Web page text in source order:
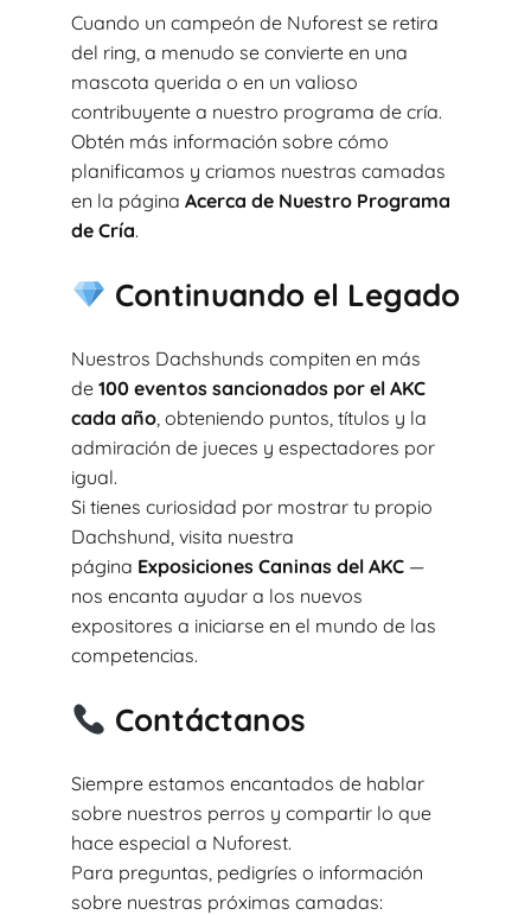
Cuando un campeón de Nuforest se retira
del ring, a menudo se convierte en una
mascota querida o en un valioso
contribuyente a nuestro programa de cría.
Obtén más información sobre cómo
planificamos y criamos nuestras camadas
en la página Acerca de Nuestro Programa
de Cría.
Continuando el Legado
Nuestros Dachshunds compiten en más
de 100 eventos sancionados por el AKC
cada año, obteniendo puntos, títulos y la
admiración de jueces y espectadores por
igual.
Si tienes curiosidad por mostrar tu propio
Dachshund, visita nuestra
página Exposiciones Caninas del AKC —
nos encanta ayudar a los nuevos
expositores a iniciarse en el mundo de las
competencias.
Contáctanos
Siempre estamos encantados de hablar
sobre nuestros perros y compartir lo que
hace especial a Nuforest.
Para preguntas, pedigríes o información
sobre nuestras próximas camadas: